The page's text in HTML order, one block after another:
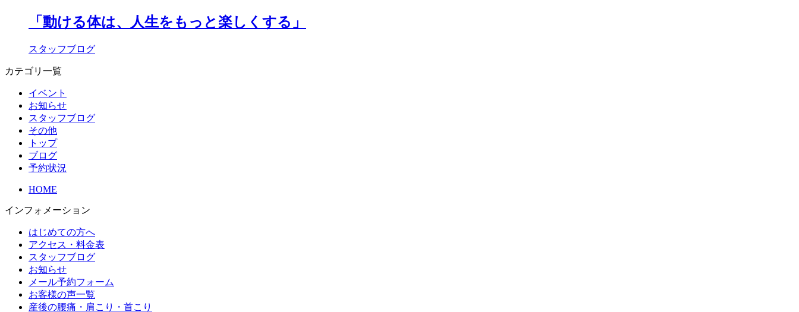
「動ける体は、人生をもっと楽しくする」
スタッフブログ
カテゴリ一覧
イベント
お知らせ
スタッフブログ
その他
トップ
ブログ
予約状況
HOME
インフォメーション
はじめての方へ
アクセス・料金表
スタッフブログ
お知らせ
メール予約フォーム
お客様の声一覧
産後の腰痛・肩こり・首こり